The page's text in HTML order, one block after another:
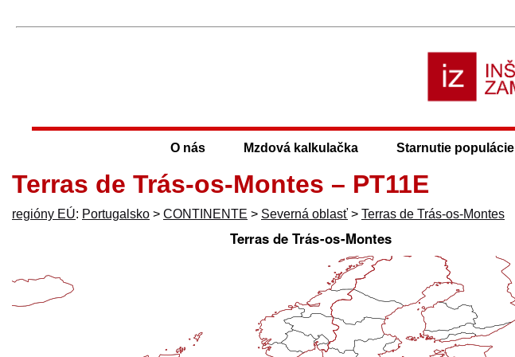
O nás Mzdová kalkulačka Starnutie populácie
Terras de Trás-os-Montes – PT11E
regióny EÚ: Portugalsko > CONTINENTE > Severná oblasť > Terras de Trás-os-Montes